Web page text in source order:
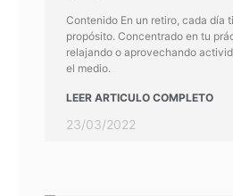
Contenido En un retiro, cada día
propósito. Concentrado en tu
relajando o aprovechando
el medio.
LEER ARTICULO COMPLETO
23/03/2022